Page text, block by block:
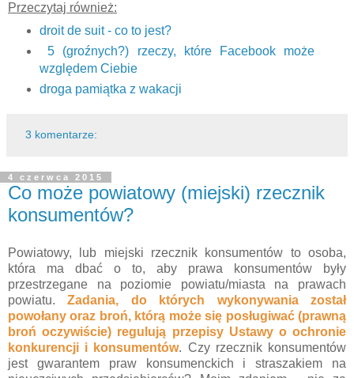
Przeczytaj również:
droit de suit - co to jest?
5 (groźnych?) rzeczy, które Facebook może
względem Ciebie
droga pamiątka z wakacji
3 komentarze:
4 czerwca 2015
Co może powiatowy (miejski) rzecznik
konsumentów?
Powiatowy, lub miejski rzecznik konsumentów to osoba,
która ma dbać o to, aby prawa konsumentów były
przestrzegane na poziomie powiatu/miasta na prawach
powiatu.Zadania, do których wykonywania został
powołany oraz broń, którą może się posługiwać (prawną
broń oczywiście) regulują przepisy Ustawy o ochronie
konkurencji i konsumentów. Czy rzecznik konsumentów
jest gwarantem praw konsumenckich i straszakiem na